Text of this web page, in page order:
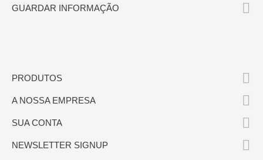
GUARDAR INFORMAÇÃO 
PRODUTOS 
A NOSSA EMPRESA 
SUA CONTA 
NEWSLETTER SIGNUP 